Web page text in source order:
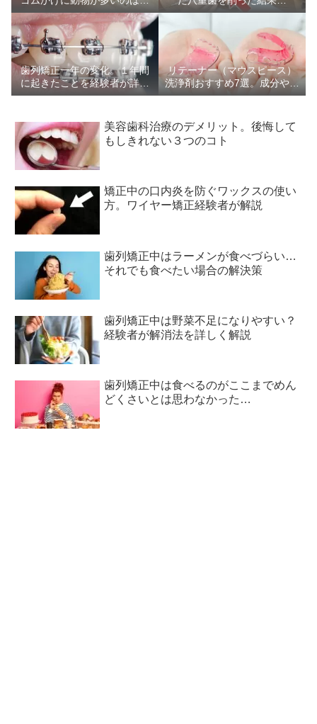
ぜ？
歯列矯正一年の変化。１年間
に起きたことを経験者が詳し
く解説
リテーナー（マウスピース）
洗浄剤おすすめ7選。成分や汚
れ落ちを比較
美容歯科治療のデメリット。後悔して
もしきれない３つのコト
矯正中の口内炎を防ぐワックスの使い
方。ワイヤー矯正経験者が解説
歯列矯正中はラーメンが食べづらい…
それでも食べたい場合の解決策
歯列矯正中は野菜不足になりやすい？
経験者が解消法を詳しく解説
歯列矯正中は食べるのがここまでめん
どくさいとは思わなかった…